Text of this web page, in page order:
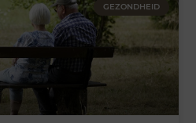
GEZONDHEID